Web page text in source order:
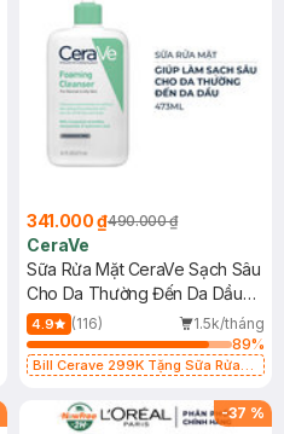
341.000 ₫490.000 ₫
CeraVe
Sữa Rửa Mặt CeraVe Sạch Sâu
Cho Da Thường Đến Da Dầu
473ml
4.9 (116)
1.5k/tháng
89%
Bill Cerave 299K Tặng Sữa Rửa
-37 %